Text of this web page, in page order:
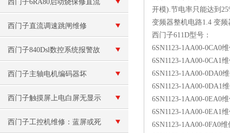
西门子6RA80启动烧保修直流
调速器炸可控硅模块维修
西门子直流调速跳闸维修
西门子840Dsl数控系统报警故
障的维修
西门子主轴电机编码器坏
西门子触摸屏上电白屏无显示
维修
西门子工控机维修：蓝屏或死
开模).节电率只能达到
变频器整机电路1.4 变
西门子611D型号：
6SN1123-1AA00-0CA0
6SN1123-1AA00-0CA1
6SN1123-1AA00-0DA0
6SN1123-1AA00-0DA1
6SN1123-1AA00-0EA0
6SN1123-1AA00-0EA1
6SN1123-1AA00-0FA0